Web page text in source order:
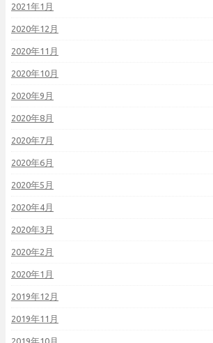
2021年1月
2020年12月
2020年11月
2020年10月
2020年9月
2020年8月
2020年7月
2020年6月
2020年5月
2020年4月
2020年3月
2020年2月
2020年1月
2019年12月
2019年11月
2019年10月